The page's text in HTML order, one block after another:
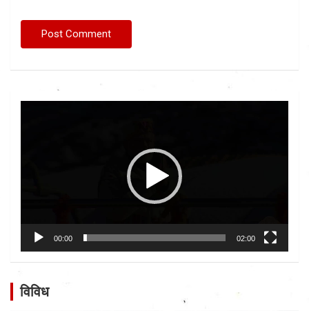
00:00 02:00
विविध